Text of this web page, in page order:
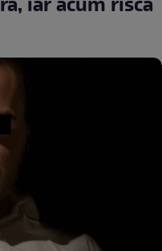
iar acum riscă